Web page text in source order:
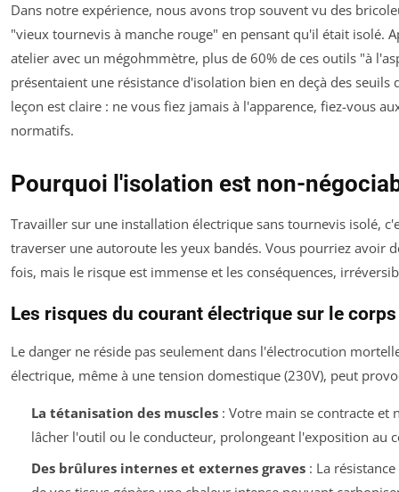
Dans notre expérience, nous avons trop souvent vu des
"vieux tournevis à manche rouge" en pensant qu'il était isolé.
atelier avec un mégohmmètre, plus de 60% de ces outils "à
présentaient une résistance d'isolation bien en deçà des seuils
leçon est claire : ne vous fiez jamais à l'apparence, fiez-vous
normatifs.
Pourquoi l'isolation est non-
Travailler sur une installation électrique sans tournevis isolé,
traverser une autoroute les yeux bandés. Vous pourriez avoir
fois, mais le risque est immense et les conséquences,
Les risques du courant électrique sur le corps
Le danger ne réside pas seulement dans l'électrocution
électrique, même à une tension domestique (230V), peut
La tétanisation des muscles: Votre main se contracte et
lâcher l'outil ou le conducteur, prolongeant l'exposition au
Des brûlures internes et externes graves: La